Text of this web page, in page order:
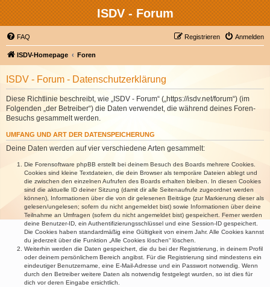
ISDV - Forum
FAQ Anmelden
Registrieren
ISDV-Homepage Foren
ISDV - Forum - Datenschutzerklärung
Diese Richtlinie beschreibt, wie „ISDV - Forum“ („https://isdv.net/forum“) (im
Folgenden „der Betreiber“) die Daten verwendet, die während deines Foren-
Besuchs gesammelt werden.
UMFANG UND ART DER DATENSPEICHERUNG
Deine Daten werden auf vier verschiedene Arten gesammelt:
Die Forensoftware phpBB erstellt bei deinem Besuch des Boards mehrere Cookies.
Cookies sind kleine Textdateien, die dein Browser als temporäre Dateien ablegt und
die zwischen den einzelnen Aufrufen des Boards erhalten bleiben. In diesen Cookies
sind die aktuelle ID deiner Sitzung (damit dir alle Seitenaufrufe zugeordnet werden
können), Informationen über die von dir gelesenen Beiträge (zur Markierung dieser als
gelesen/ungelesen; sofern du nicht angemeldet bist) sowie Informationen über deine
Teilnahme an Umfragen (sofern du nicht angemeldet bist) gespeichert. Ferner werden
deine Benutzer-ID, ein Authentifizierungsschlüssel und eine Session-ID gespeichert.
Die Cookies haben standardmäßig eine Gültigkeit von einem Jahr. Alle Cookies kannst
du jederzeit über die Funktion „Alle Cookies löschen“ löschen.
Weiterhin werden die Daten gespeichert, die du bei der Registrierung, in deinem Profil
oder deinem persönlichem Bereich angibst. Für die Registrierung sind mindestens ein
eindeutiger Benutzername, eine E-Mail-Adresse und ein Passwort notwendig. Wenn
durch den Betreiber weitere Daten als notwendig festgelegt wurden, so ist dies für
dich vor deren Eingabe ersichtlich.